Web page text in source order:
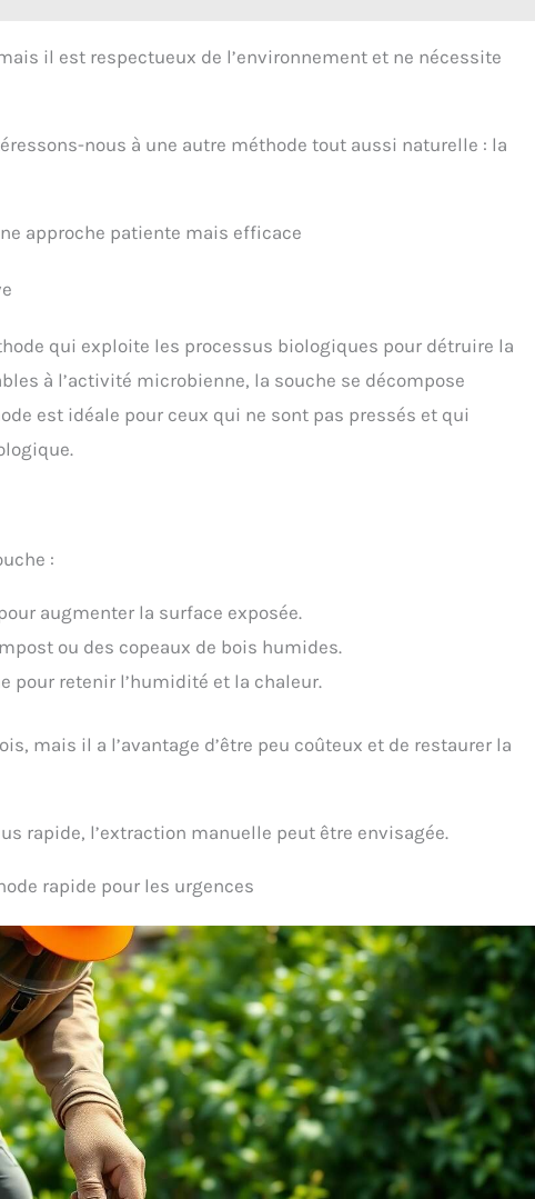
il est respectueux de l’environnement et ne nécessite
nous à une autre méthode tout aussi naturelle : la
approche patiente mais efficace
qui exploite les processus biologiques pour détruire la
à l’activité microbienne, la souche se décompose
est idéale pour ceux qui ne sont pas pressés et qui
:
augmenter la surface exposée.
ou des copeaux de bois humides.
pour retenir l’humidité et la chaleur.
mais il a l’avantage d’être peu coûteux et de restaurer la
rapide, l’extraction manuelle peut être envisagée.
rapide pour les urgences